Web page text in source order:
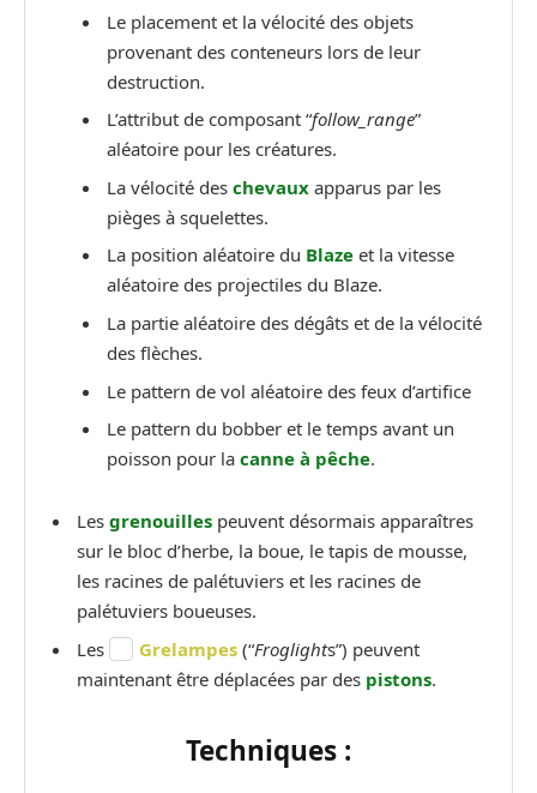
Le placement et la vélocité des objets
provenant des conteneurs lors de leur
destruction.
L’attribut de composant “follow_range”
aléatoire pour les créatures.
La vélocité des chevaux apparus par les
pièges à squelettes.
La position aléatoire du Blaze et la vitesse
aléatoire des projectiles du Blaze.
La partie aléatoire des dégâts et de la vélocité
des flèches.
Le pattern de vol aléatoire des feux d’artifice
Le pattern du bobber et le temps avant un
poisson pour la canne à pêche.
Les grenouilles peuvent désormais apparaîtres
sur le bloc d’herbe, la boue, le tapis de mousse,
les racines de palétuviers et les racines de
palétuviers boueuses.
Les
Grelampes (“Froglights”) peuvent
maintenant être déplacées par des pistons.
Techniques :